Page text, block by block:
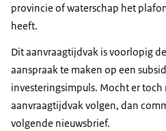
provincie of waterschap het
heeft.
Dit aanvraagtijdvak is voorlopig
aanspraak te maken op een
investeringsimpuls. Mocht er toch
aanvraagtijdvak volgen, dan
volgende nieuwsbrief.